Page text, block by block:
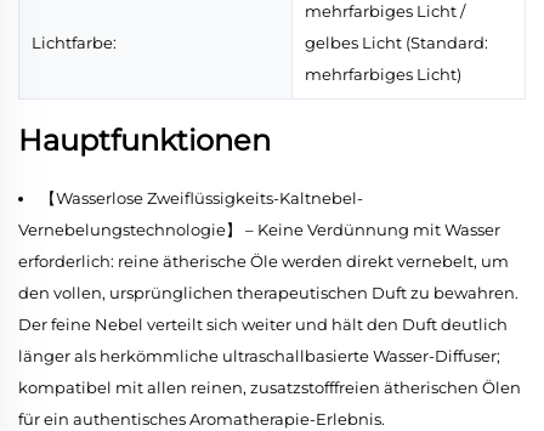
Lichtfarbe:
mehrfarbiges Licht /
gelbes Licht (Standard:
mehrfarbiges Licht)
Hauptfunktionen
【Wasserlose Zweiflüssigkeits-Kaltnebel-
Vernebelungstechnologie】 – Keine Verdünnung mit Wasser
erforderlich: reine ätherische Öle werden direkt vernebelt, um
den vollen, ursprünglichen therapeutischen Duft zu bewahren.
Der feine Nebel verteilt sich weiter und hält den Duft deutlich
länger als herkömmliche ultraschallbasierte Wasser-Diffuser;
kompatibel mit allen reinen, zusatzstofffreien ätherischen Ölen
für ein authentisches Aromatherapie-Erlebnis.